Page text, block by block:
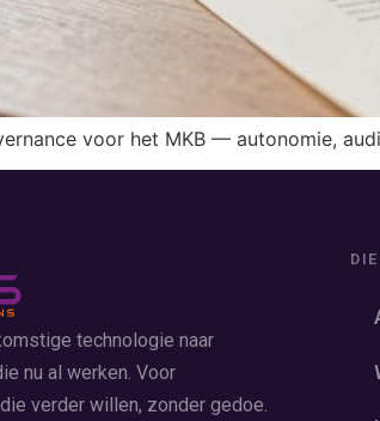
voor het MKB — autonomie,
technologie naar
nu al werken. Voor
verder willen, zonder gedoe.